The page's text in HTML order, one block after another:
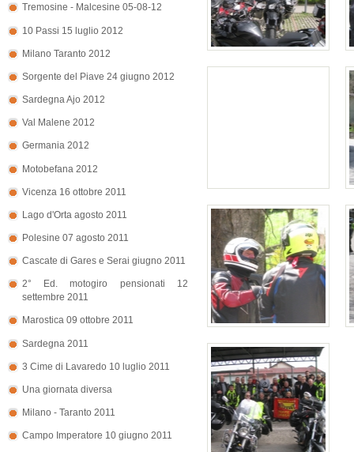
Tremosine - Malcesine 05-08-12
10 Passi 15 luglio 2012
Milano Taranto 2012
Sorgente del Piave 24 giugno 2012
Sardegna Ajo 2012
Val Malene 2012
Germania 2012
Motobefana 2012
Vicenza 16 ottobre 2011
Lago d'Orta agosto 2011
Polesine 07 agosto 2011
Cascate di Gares e Serai giugno 2011
2° Ed. motogiro pensionati 12
settembre 2011
Marostica 09 ottobre 2011
Sardegna 2011
3 Cime di Lavaredo 10 luglio 2011
Una giornata diversa
Milano - Taranto 2011
Campo Imperatore 10 giugno 2011